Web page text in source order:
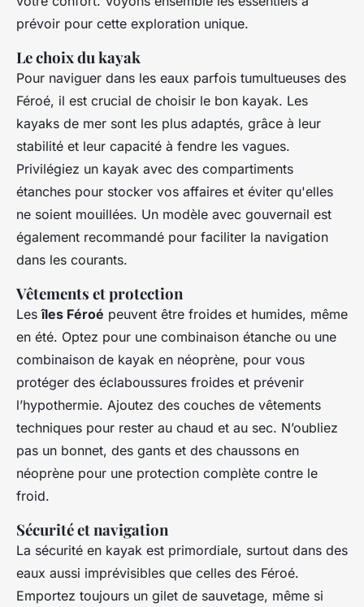
prévoir pour cette exploration unique.
Le choix du kayak
Pour naviguer dans les eaux parfois tumultueuses des
Féroé, il est crucial de choisir le bon kayak. Les
kayaks de mer sont les plus adaptés, grâce à leur
stabilité et leur capacité à fendre les vagues.
Privilégiez un kayak avec des compartiments
étanches pour stocker vos affaires et éviter qu'elles
ne soient mouillées. Un modèle avec gouvernail est
également recommandé pour faciliter la navigation
dans les courants.
Vêtements et protection
Lesîles Féroé peuvent être froides et humides, même
en été. Optez pour une combinaison étanche ou une
combinaison de kayak en néoprène, pour vous
protéger des éclaboussures froides et prévenir
l’hypothermie. Ajoutez des couches de vêtements
techniques pour rester au chaud et au sec. N’oubliez
pas un bonnet, des gants et des chaussons en
néoprène pour une protection complète contre le
froid.
Sécurité et navigation
La sécurité en kayak est primordiale, surtout dans des
eaux aussi imprévisibles que celles des Féroé.
Emportez toujours un gilet de sauvetage, même si